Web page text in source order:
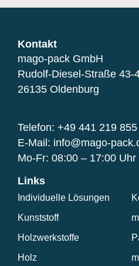
Kontakt
mago-pack GmbH
Rudolf-Diesel-Straße 43-
26135 Oldenburg
Telefon: +49 441 219
E-Mail: info@mago-
Mo-Fr: 08:00 – 17:00 Uhr
Links
Individuelle Lösungen
Kunststoff
Holzwerkstoffe
Holz